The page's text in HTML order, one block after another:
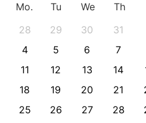
Mo. Tu We
Th
28 29 30
31
4 5 6
7
11 12 13 14
18 19 20 21
25 26 27 28